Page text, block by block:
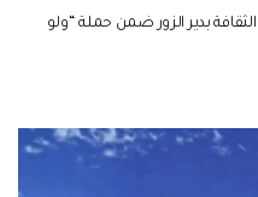
الثقافة بدير الزور ضمن حملة “ولو